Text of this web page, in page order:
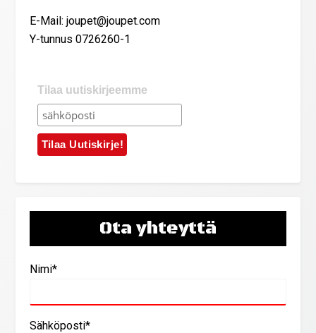
E-Mail: joupet@joupet.com
Y-tunnus 0726260-1
Tilaa uutiskirjeemme
Ota yhteyttä
Nimi*
Sähköposti*